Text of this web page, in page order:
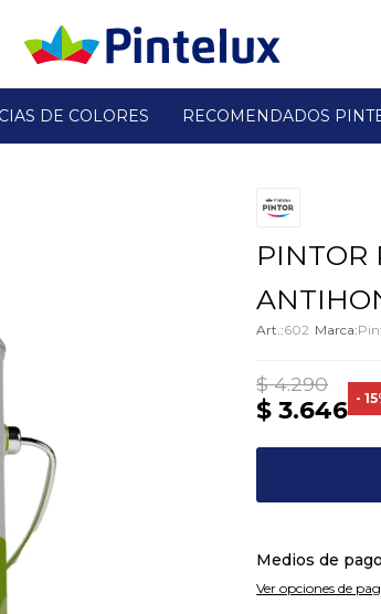
DE COLORES RECOMENDADOS
PINTOR
602
$ 3.646
$ 4.290
15
Medios de
Ver opciones de